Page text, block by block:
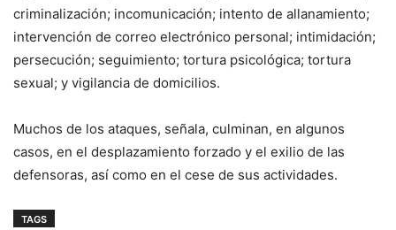
criminalización; incomunicación; intento de allanamiento;
intervención de correo electrónico personal; intimidación;
persecución; seguimiento; tortura psicológica; tortura
sexual; y vigilancia de domicilios.
Muchos de los ataques, señala, culminan, en algunos
casos, en el desplazamiento forzado y el exilio de las
defensoras, así como en el cese de sus actividades.
TAGS